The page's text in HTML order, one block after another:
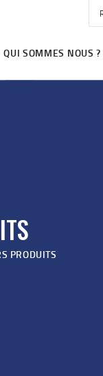
QUI SOMMES NOUS ?
PRODUITS